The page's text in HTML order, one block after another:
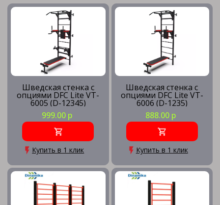
Шведская стенка с
опциями DFC Lite VT-
6005 (D-12345)
999.00 р
Купить в 1 клик
Шведская стенка с
опциями DFC Lite VT-
6006 (D-1235)
888.00 р
Купить в 1 клик